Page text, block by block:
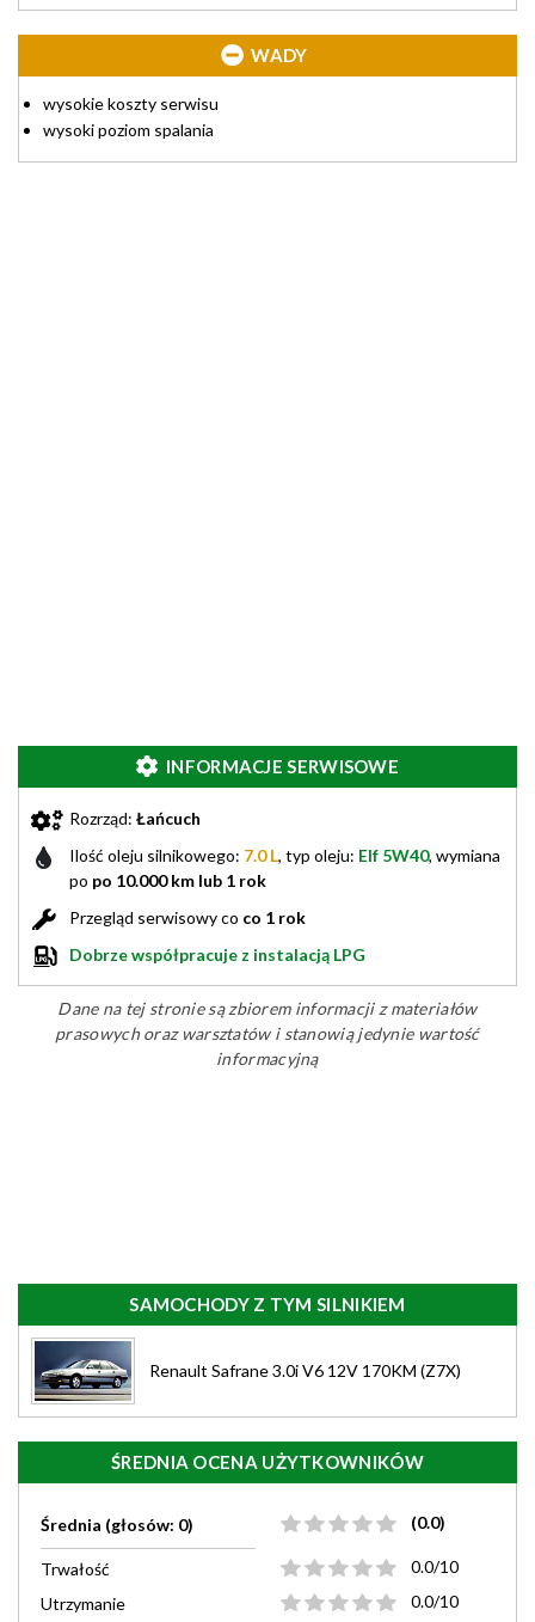
WADY
wysokie koszty serwisu
wysoki poziom spalania
INFORMACJE SERWISOWE
Rozrząd: Łańcuch
Ilość oleju silnikowego: 7.0 L, typ oleju: Elf 5W40, wymiana
po po 10.000 km lub 1 rok
Przegląd serwisowy co co 1 rok
Dobrze współpracuje z instalacją LPG
Dane na tej stronie są zbiorem informacji z materiałów
prasowych oraz warsztatów i stanowią jedynie wartość
informacyjną
SAMOCHODY Z TYM SILNIKIEM
Renault Safrane 3.0i V6 12V 170KM (Z7X)
ŚREDNIA OCENA UŻYTKOWNIKÓW
Średnia (głosów: 0) (0.0)
Trwałość
0.0/10
Utrzymanie
0.0/10